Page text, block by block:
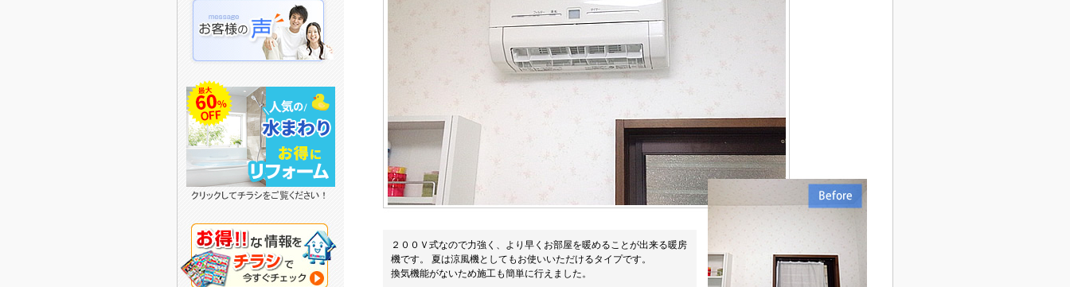
２００Ｖ式なので力強く、より早くお部屋を暖めることが出来る暖房
機です。 夏は涼風機としてもお使いいただけるタイプです。
換気機能がないため施工も簡単に行えました。